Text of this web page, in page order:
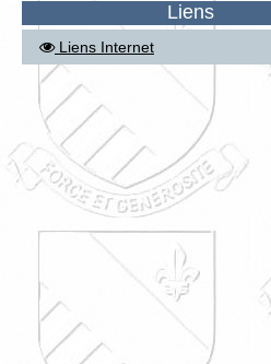
Liens
Liens Internet